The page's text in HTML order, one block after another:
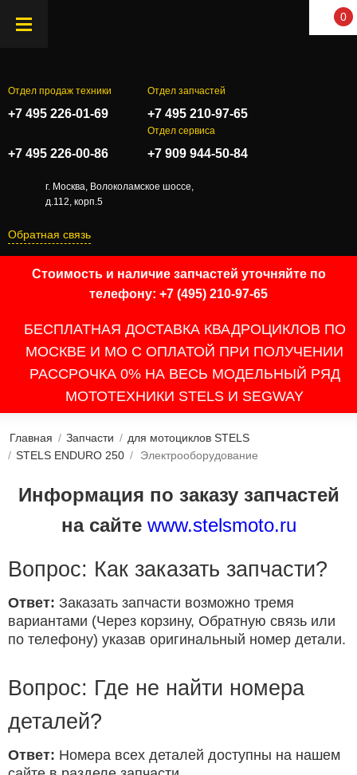
0
Отдел продаж техники
+7 495 226-01-69
Отдел запчастей
+7 495 210-97-65
+7 495 226-00-86
Отдел сервиса
+7 909 944-50-84
г. Москва, Волоколамское шоссе,
д.112, корп.5
Обратная связь
Стоимость и наличие запчастей уточняйте по
телефону: +7 (495) 210-97-65
БЕСПЛАТНАЯ ДОСТАВКА КВАДРОЦИКЛОВ ПО
МОСКВЕ И МО С ОПЛАТОЙ ПРИ ПОЛУЧЕНИИ
РАССРОЧКА 0% НА ВЕСЬ МОДЕЛЬНЫЙ РЯД
МОТОТЕХНИКИ STELS И SEGWAY
Главная / Запчасти / для мотоциклов STELS
/ STELS ENDURO 250 / Электрооборудование
Информация по заказу запчастей
на сайте www.stelsmoto.ru
Вопрос: Как заказать запчасти?
Ответ: Заказать запчасти возможно тремя
вариантами (Через корзину, Обратную связь или
по телефону) указав оригинальный номер детали.
Вопрос: Где не найти номера
деталей?
Ответ: Номера всех деталей доступны на нашем